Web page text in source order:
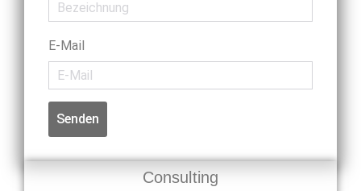
E-Mail
Senden
Consulting